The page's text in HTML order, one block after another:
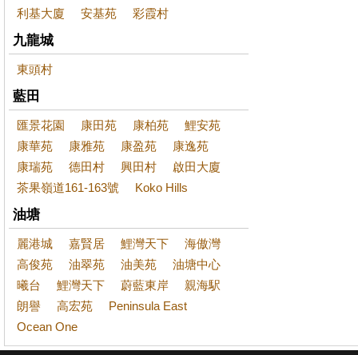
利基大廈 安基苑 彩霞村
九龍城
東頭村
藍田
匯景花園 康田苑 康柏苑
鯉安苑
康華苑
康雅苑 康盈苑
康逸苑
康瑞苑
德田村 興田村
啟田大廈
茶果嶺道161-163號
Koko Hills
油塘
麗港城 嘉賢居 鯉灣天下
海傲灣
高俊苑
油翠苑 油美苑
油塘中心
曦台
鯉灣天下 蔚藍東岸
親海駅
朗譽
高宏苑
Peninsula East
Ocean One